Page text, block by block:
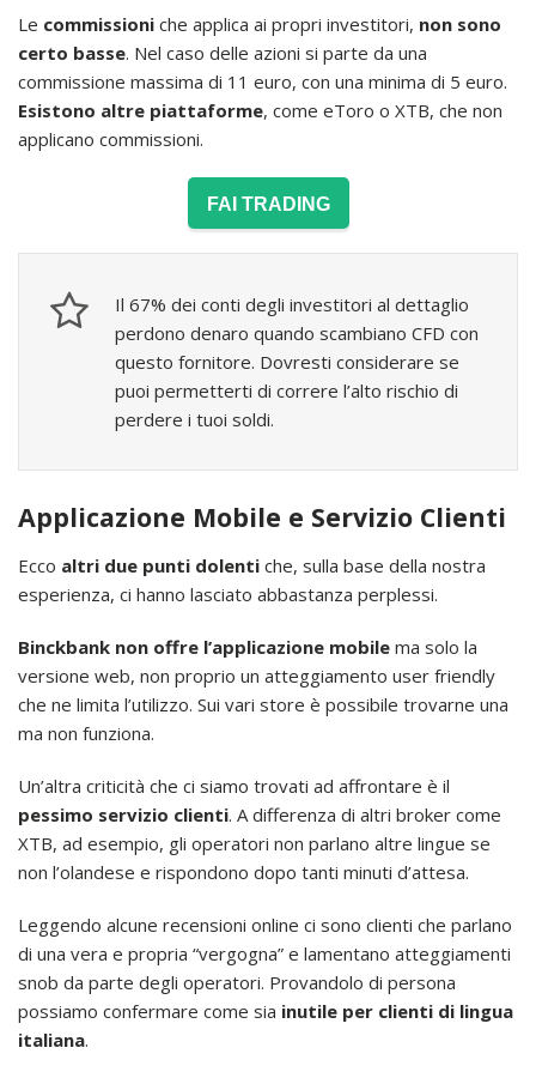
Le commissioni che applica ai propri investitori, non sono
certo basse. Nel caso delle azioni si parte da una
commissione massima di 11 euro, con una minima di 5 euro.
Esistono altre piattaforme, come eToro o XTB, che non
applicano commissioni.
FAI TRADING
Il 67% dei conti degli investitori al dettaglio
perdono denaro quando scambiano CFD con
questo fornitore. Dovresti considerare se
puoi permetterti di correre l’alto rischio di
perdere i tuoi soldi.
Applicazione Mobile e Servizio Clienti
Ecco altri due punti dolenti che, sulla base della nostra
esperienza, ci hanno lasciato abbastanza perplessi.
Binckbank non offre l’applicazione mobile ma solo la
versione web, non proprio un atteggiamento user friendly
che ne limita l’utilizzo. Sui vari store è possibile trovarne una
ma non funziona.
Un’altra criticità che ci siamo trovati ad affrontare è il
pessimo servizio clienti. A differenza di altri broker come
XTB, ad esempio, gli operatori non parlano altre lingue se
non l’olandese e rispondono dopo tanti minuti d’attesa.
Leggendo alcune recensioni online ci sono clienti che parlano
di una vera e propria “vergogna” e lamentano atteggiamenti
snob da parte degli operatori. Provandolo di persona
possiamo confermare come sia inutile per clienti di lingua
italiana.